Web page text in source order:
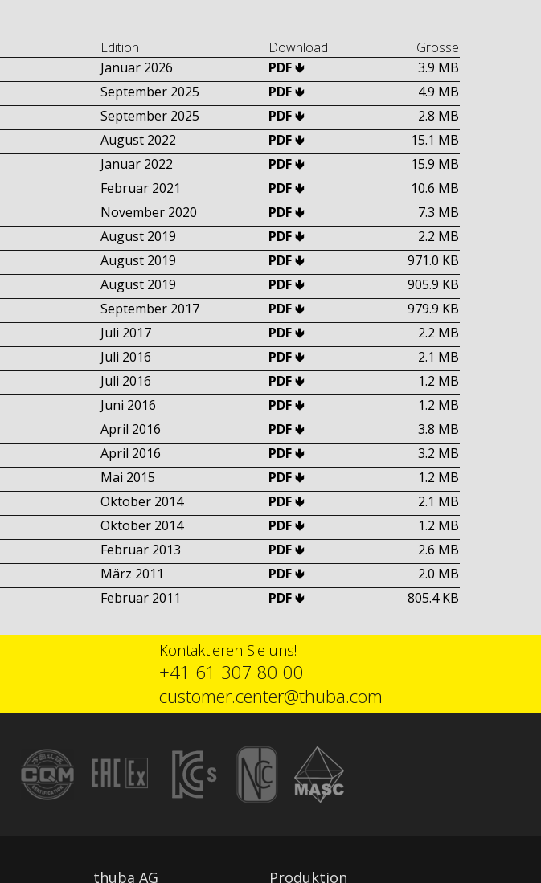
Edition Download
Grösse
Januar 2026 PDF 🢃
3.9 MB
September 2025 PDF 🢃
4.9 MB
September 2025 PDF 🢃
2.8 MB
August 2022 PDF 🢃
15.1 MB
Januar 2022 PDF 🢃
15.9 MB
Februar 2021 PDF 🢃
10.6 MB
November 2020 PDF 🢃
7.3 MB
August 2019 PDF 🢃
2.2 MB
August 2019 PDF 🢃
971.0 KB
August 2019 PDF 🢃
905.9 KB
September 2017 PDF 🢃
979.9 KB
Juli 2017 PDF 🢃
2.2 MB
Juli 2016 PDF 🢃
2.1 MB
Juli 2016 PDF 🢃
1.2 MB
Juni 2016 PDF 🢃
1.2 MB
April 2016 PDF 🢃
3.8 MB
April 2016 PDF 🢃
3.2 MB
Mai 2015 PDF 🢃
1.2 MB
Oktober 2014 PDF 🢃
2.1 MB
Oktober 2014 PDF 🢃
1.2 MB
Februar 2013 PDF 🢃
2.6 MB
März 2011 PDF 🢃
2.0 MB
Februar 2011 PDF 🢃 805.4 KB
Kontaktieren Sie uns!
+41 61 307 80 00
customer.center@thuba.com
thuba AG Produktion